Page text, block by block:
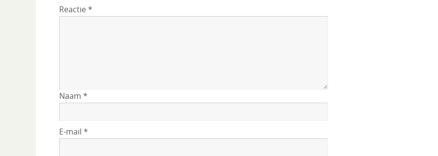
Reactie*
Naam *
E-mail *